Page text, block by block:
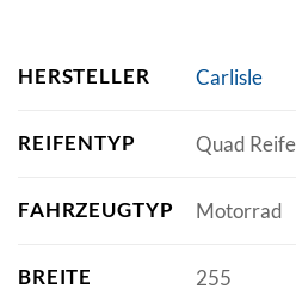
HERSTELLER Carlisle
REIFENTYP Quad
FAHRZEUGTYP Motorrad
BREITE 255